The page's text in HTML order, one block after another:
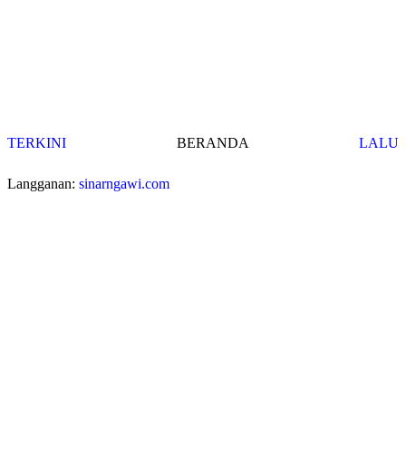
TERKINI LALU
BERANDA
Langganan: sinarngawi.com